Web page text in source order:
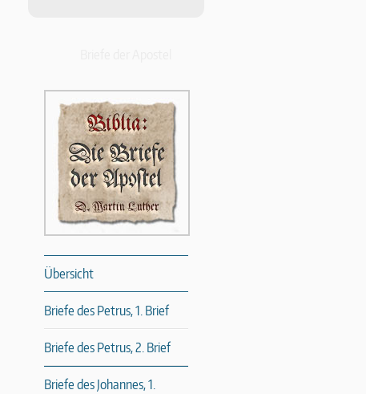
Übersicht
Briefe des Petrus, 1. Brief
Briefe des Petrus, 2. Brief
Briefe des Johannes, 1.